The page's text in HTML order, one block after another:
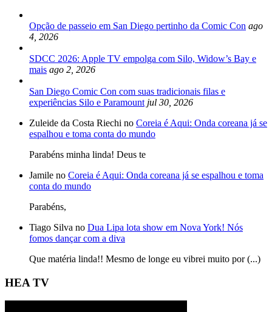
Opção de passeio em San Diego pertinho da Comic Con ago
4, 2026
SDCC 2026: Apple TV empolga com Silo, Widow’s Bay e
mais ago 2, 2026
San Diego Comic Con com suas tradicionais filas e
experiências Silo e Paramount jul 30, 2026
Zuleide da Costa Riechi no Coreia é Aqui: Onda coreana já se
espalhou e toma conta do mundo
Parabéns minha linda! Deus te
Jamile no Coreia é Aqui: Onda coreana já se espalhou e toma
conta do mundo
Parabéns,
Tiago Silva no Dua Lipa lota show em Nova York! Nós
fomos dançar com a diva
Que matéria linda!! Mesmo de longe eu vibrei muito por (...)
HEA TV